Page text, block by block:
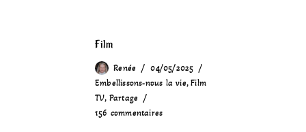
Film
Renée
04/05/2025
Embellissons-nous la vie,Film
TV, Partage
156 commentaires